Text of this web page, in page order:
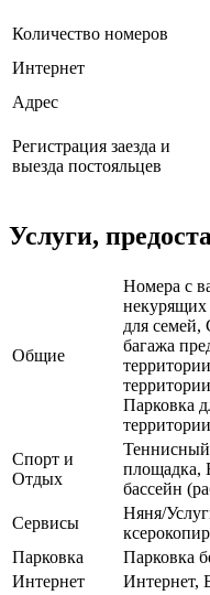
Количество номеров
Интернет
Адрес
Регистрация заезда и
выезда постояльцев
Услуги,
Общие
Номера с
некурящих
для
багажа
Парковка
Спорт и
Отдых
Теннисный
площадка,
бассейн
Сервисы
Няня/
Парковка
Парковка
Интернет
Интернет,